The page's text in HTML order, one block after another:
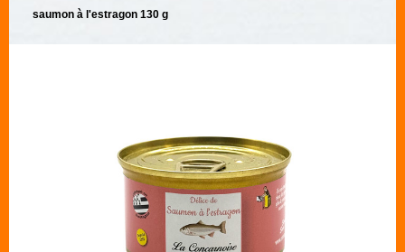
saumon à l'estragon 130 g